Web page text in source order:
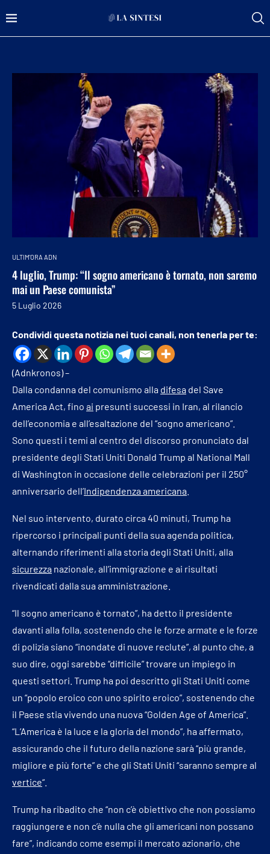
ULTIM'ORA ADN
4 luglio, Trump: “Il sogno americano è tornato, non saremo
mai un Paese comunista”
5 Luglio 2026
Condividi questa notizia nei tuoi canali, non tenerla per te:
(Adnkronos) –
Dalla condanna del comunismo alla difesa del Save
America Act, fino ai presunti successi in Iran, al rilancio
dell’economia e all’esaltazione del “sogno americano”.
Sono questi i temi al centro del discorso pronunciato dal
presidente degli Stati Uniti Donald Trump al National Mall
di Washington in occasione delle celebrazioni per il 250°
anniversario dell’Indipendenza americana
Nel suo intervento, durato circa 40 minuti, Trump ha
ripercorso i principali punti della sua agenda politica,
alternando riferimenti alla storia degli Stati Uniti, alla
sicurezza nazionale, all’immigrazione e ai risultati
rivendicati dalla sua amministrazione.
“Il sogno americano è tornato”, ha detto il presidente
davanti alla folla, sostenendo che le forze armate e le forze
di polizia siano “inondate di nuove reclute”, al punto che, a
suo dire, oggi sarebbe “difficile” trovare un impiego in
questi settori. Trump ha poi descritto gli Stati Uniti come
un “popolo eroico con uno spirito eroico”, sostenendo che
il Paese stia vivendo una nuova “Golden Age of America”.
“L’America è la luce e la gloria del mondo”, ha affermato,
assicurando che il futuro della nazione sarà “più grande,
migliore e più forte” e che gli Stati Uniti “saranno sempre al
vertice“.
Trump ha ribadito che “non c’è obiettivo che non possiamo
raggiungere e non c’è nulla che gli americani non possano
fare”, indicando come esempi il mercato azionario, che